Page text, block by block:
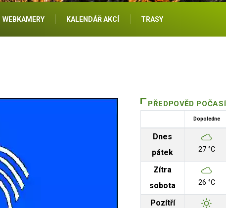
WEBKAMERY KALENDÁŘ AKCÍ TRASY
PŘEDPOVĚD POČASÍ
Dopoledne
Dnes
pátek
27 °C
Zítra
sobota
26 °C
Pozítří